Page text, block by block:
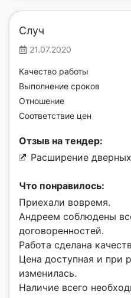
Случ
21.07.2020
Качество работы
Выполнение сроков
Отношение
Соответствие цен
Отзыв на тендер:
Расширение
Что понравилось:
Приехали вовремя.
Андреем соблюдены
договоренностей.
Работа сделана
Цена доступная и при
изменилась.
Наличие всего